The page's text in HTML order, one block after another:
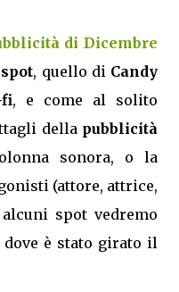
di Dicembre
spot, quello di Candy
fi, e come al solito
della pubblicità
sonora, o la
(attore, attrice,
spot vedremo
è stato girato il